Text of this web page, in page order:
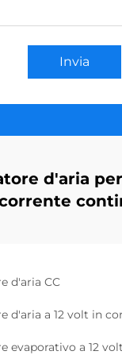
Invia
d'aria
d'aria CC
d'aria a 12 volt in
evaporativo a 12